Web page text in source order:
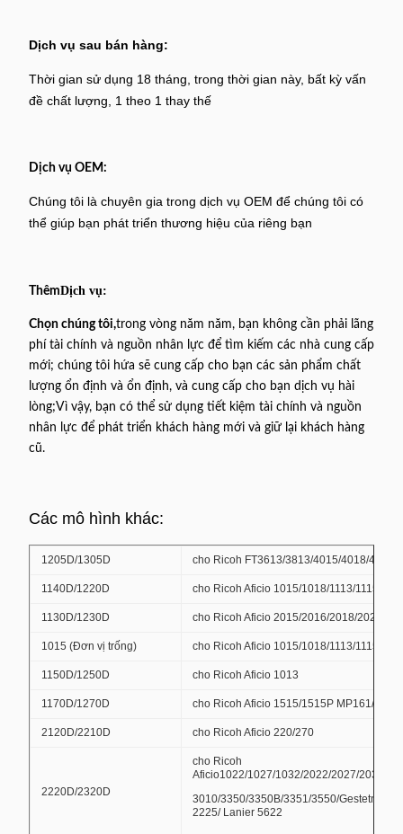
Dịch vụ sau bán hàng:
Thời gian sử dụng 18 tháng, trong thời gian này, bất kỳ vấn
đề chất lượng, 1 theo 1 thay thế
Dịch vụ OEM:
Chúng tôi là chuyên gia trong dịch vụ OEM để chúng tôi có
thể giúp bạn phát triển thương hiệu của riêng bạn
ThêmDịch vụ:
Chọn chúng tôi,trong vòng năm năm, bạn không cần phải lãng
phí tài chính và nguồn nhân lực để tìm kiếm các nhà cung cấp
mới; chúng tôi hứa sẽ cung cấp cho bạn các sản phẩm chất
lượng ổn định và ổn định, và cung cấp cho bạn dịch vụ hài
lòng;Vì vậy, bạn có thể sử dụng tiết kiệm tài chính và nguồn
nhân lực để phát triển khách hàng mới và giữ lại khách hàng
cũ.
Các mô hình khác:
1205D/1305D cho Ricoh FT3613/3813/4015/4018/4615/
1140D/1220D cho Ricoh Aficio 1015/1018/1113/1115P
1130D/1230D cho Ricoh Aficio 2015/2016/2018/2020
1015 (Đơn vị trống) cho Ricoh Aficio 1015/1018/1113/1115p/
1150D/1250D cho Ricoh Aficio 1013
1170D/1270D cho Ricoh Aficio 1515/1515P MP161/171/
2120D/2210D cho Ricoh Aficio 220/270
2220D/2320D
cho Ricoh
Aficio1022/1027/1032/2022/2027/2032/
3010/3350/3350B/3351/3550/Gestetner
2225/ Lanier 5622